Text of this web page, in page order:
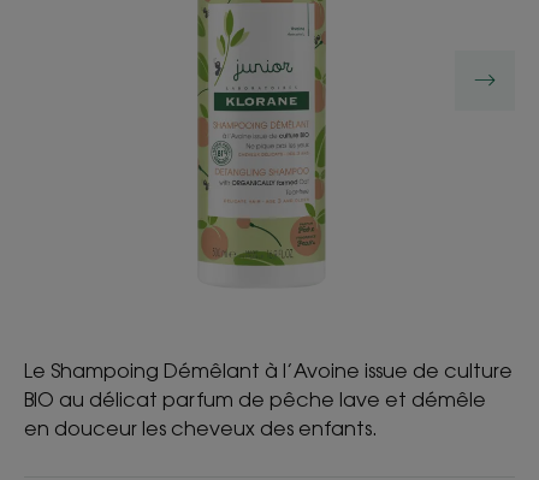
Le Shampoing Démêlant à l’Avoine issue de culture
BIO au délicat parfum de pêche lave et démêle
en douceur les cheveux des enfants.